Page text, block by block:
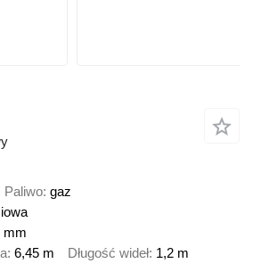
Paliwo gaz
mm
6,45 m Długość wideł 1,2 m